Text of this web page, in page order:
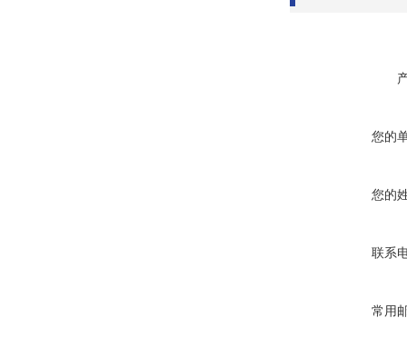
您的
您的
联系
常用